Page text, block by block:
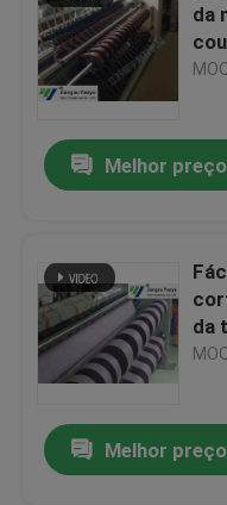
da
Melhor preço
da
Melhor preço